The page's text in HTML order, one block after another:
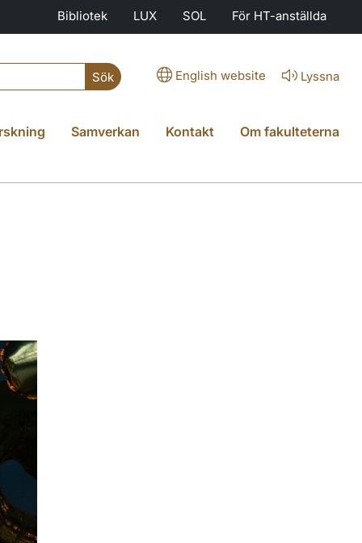
Bibliotek LUX SOL För HT-anställda
Sök English website Lyssna
Samverkan Kontakt Om fakulteterna